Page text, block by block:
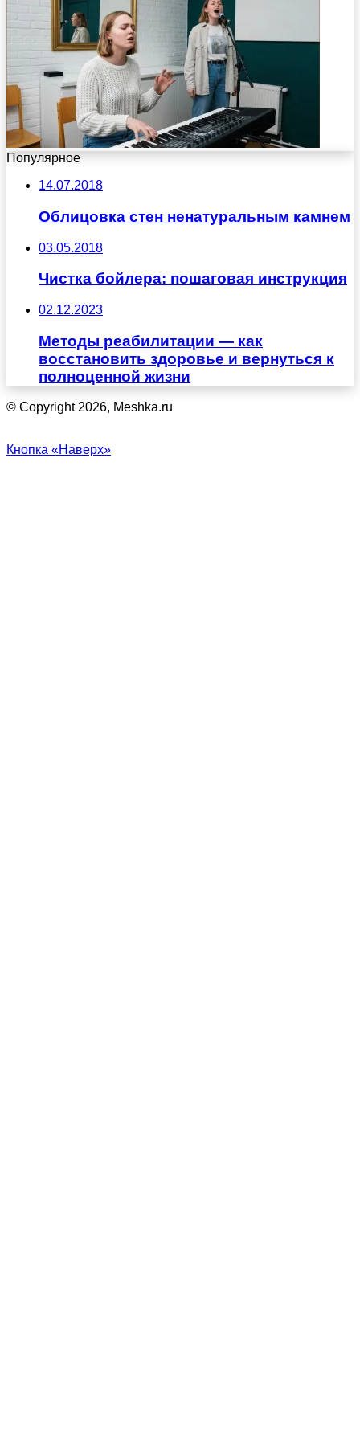
Популярное
14.07.2018
Облицовка стен ненатуральным камнем
03.05.2018
Чистка бойлера: пошаговая инструкция
02.12.2023
Методы реабилитации — как
восстановить здоровье и вернуться к
полноценной жизни
© Copyright 2026, Meshka.ru
Кнопка «Наверх»